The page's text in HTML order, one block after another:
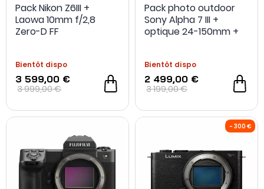
Pack Nikon Z6III +
Laowa 10mm f/2,8
Zero-D FF
Bientôt dispo
3 599,00 €
3 999,00 €
Pack photo outdoor
Sony Alpha 7 III +
optique 24-150mm +
+ fixation sac à dos +
batterie
Bientôt dispo
2 499,00 €
3 199,00 €